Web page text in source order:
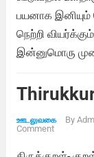
பயனாக
நெற்றி
இன்னுமொரு
ஊடலுவகை By
Comment